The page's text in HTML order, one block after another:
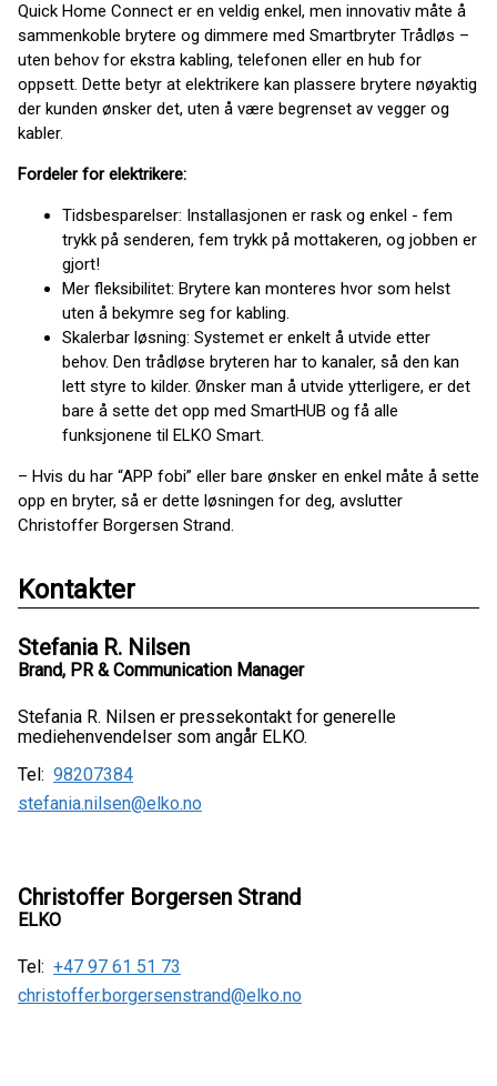
Quick Home Connect er en veldig enkel, men innovativ måte å
sammenkoble brytere og dimmere med Smartbryter Trådløs –
uten behov for ekstra kabling, telefonen eller en hub for
oppsett. Dette betyr at elektrikere kan plassere brytere nøyaktig
der kunden ønsker det, uten å være begrenset av vegger og
kabler.
Fordeler for elektrikere:
Tidsbesparelser: Installasjonen er rask og enkel - fem
trykk på senderen, fem trykk på mottakeren, og jobben er
gjort!
Mer fleksibilitet: Brytere kan monteres hvor som helst
uten å bekymre seg for kabling.
Skalerbar løsning: Systemet er enkelt å utvide etter
behov. Den trådløse bryteren har to kanaler, så den kan
lett styre to kilder. Ønsker man å utvide ytterligere, er det
bare å sette det opp med SmartHUB og få alle
funksjonene til ELKO Smart.
– Hvis du har “APP fobi” eller bare ønsker en enkel måte å sette
opp en bryter, så er dette løsningen for deg, avslutter
Christoffer Borgersen Strand.
Kontakter
Stefania R. Nilsen
Brand, PR & Communication Manager
Stefania R. Nilsen er pressekontakt for generelle
mediehenvendelser som angår ELKO.
Tel: 98207384
stefania.nilsen@elko.no
Christoffer Borgersen Strand
ELKO
Tel: +47 97 61 51 73
christoffer.borgersenstrand@elko.no